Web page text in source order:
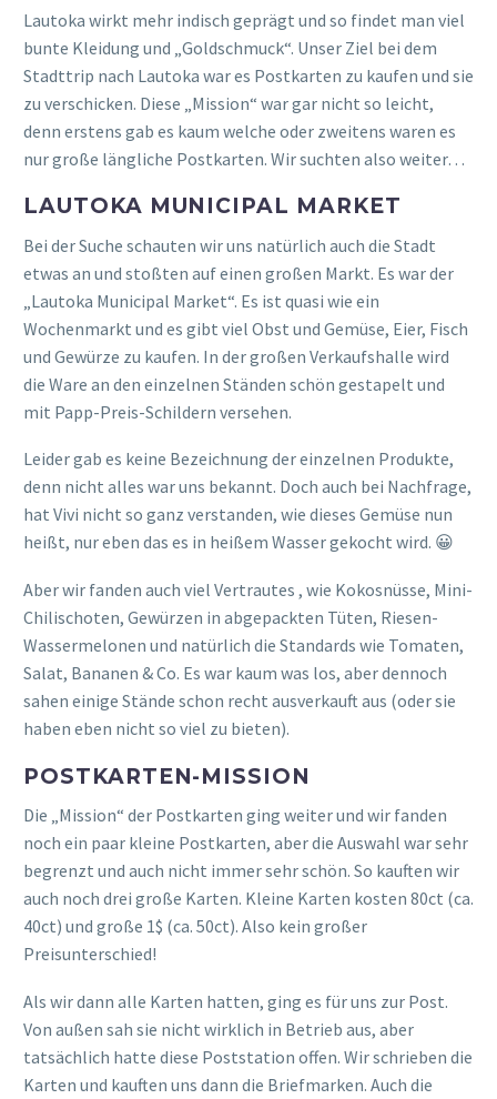
Lautoka wirkt mehr indisch geprägt und so findet man viel
bunte Kleidung und „Goldschmuck“. Unser Ziel bei dem
Stadttrip nach Lautoka war es Postkarten zu kaufen und sie
zu verschicken. Diese „Mission“ war gar nicht so leicht,
denn erstens gab es kaum welche oder zweitens waren es
nur große längliche Postkarten. Wir suchten also weiter…
LAUTOKA MUNICIPAL MARKET
Bei der Suche schauten wir uns natürlich auch die Stadt
etwas an und stoßten auf einen großen Markt. Es war der
„Lautoka Municipal Market“. Es ist quasi wie ein
Wochenmarkt und es gibt viel Obst und Gemüse, Eier, Fisch
und Gewürze zu kaufen. In der großen Verkaufshalle wird
die Ware an den einzelnen Ständen schön gestapelt und
mit Papp-Preis-Schildern versehen.
Leider gab es keine Bezeichnung der einzelnen Produkte,
denn nicht alles war uns bekannt. Doch auch bei Nachfrage,
hat Vivi nicht so ganz verstanden, wie dieses Gemüse nun
heißt, nur eben das es in heißem Wasser gekocht wird. 😀
Aber wir fanden auch viel Vertrautes , wie Kokosnüsse, Mini-
Chilischoten, Gewürzen in abgepackten Tüten, Riesen-
Wassermelonen und natürlich die Standards wie Tomaten,
Salat, Bananen & Co. Es war kaum was los, aber dennoch
sahen einige Stände schon recht ausverkauft aus (oder sie
haben eben nicht so viel zu bieten).
POSTKARTEN-MISSION
Die „Mission“ der Postkarten ging weiter und wir fanden
noch ein paar kleine Postkarten, aber die Auswahl war sehr
begrenzt und auch nicht immer sehr schön. So kauften wir
auch noch drei große Karten. Kleine Karten kosten 80ct (ca.
40ct) und große 1$ (ca. 50ct). Also kein großer
Preisunterschied!
Als wir dann alle Karten hatten, ging es für uns zur Post.
Von außen sah sie nicht wirklich in Betrieb aus, aber
tatsächlich hatte diese Poststation offen. Wir schrieben die
Karten und kauften uns dann die Briefmarken. Auch die